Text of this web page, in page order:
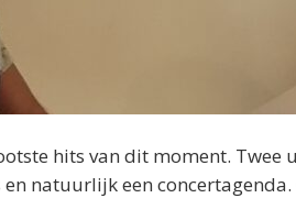
hits van dit moment. Twee
natuurlijk een concertagenda.